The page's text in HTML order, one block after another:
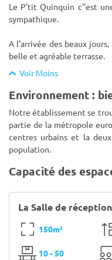
Le P'tit Quinquin c''est
sympathique.
A l'arrivée des beaux
belle et agréable terrasse.
Voir Moins
Environnement :
Notre établissement se
partie de la métropole
centres urbains et la
population.
Capacité des
La Salle de
150m²
10 - 50